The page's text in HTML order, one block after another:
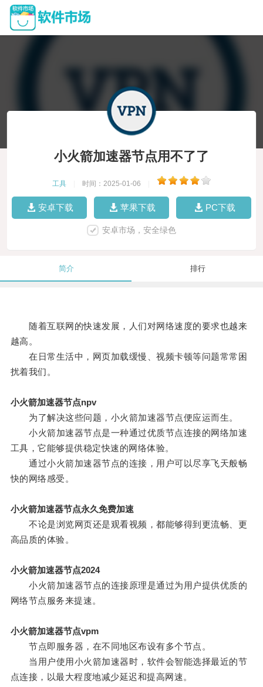
小火箭加速器节点用不了了
工具 时间：2025-01-06
安卓下载 苹果下载 PC下载
安卓市场，安全绿色
简介 排行
随着互联网的快速发展，人们对网络速度的要求也越来
越高。
在日常生活中，网页加载缓慢、视频卡顿等问题常常困
扰着我们。
小火箭加速器节点npv
为了解决这些问题，小火箭加速器节点便应运而生。
小火箭加速器节点是一种通过优质节点连接的网络加速
工具，它能够提供稳定快速的网络体验。
通过小火箭加速器节点的连接，用户可以尽享飞天般畅
快的网络感受。
小火箭加速器节点永久免费加速
不论是浏览网页还是观看视频，都能够得到更流畅、更
高品质的体验。
小火箭加速器节点2024
小火箭加速器节点的连接原理是通过为用户提供优质的
网络节点服务来提速。
小火箭加速器节点vpm
节点即服务器，在不同地区布设有多个节点。
当用户使用小火箭加速器时，软件会智能选择最近的节
点连接，以最大程度地减少延迟和提高网速。